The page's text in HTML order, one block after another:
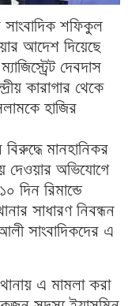
সাংবাদিক শফিকুল
আদেশ দিয়েছে
দেবদাস
কারাগার থেকে
হাজির
বিরুদ্ধে মানহানিকর
দেওয়ার অভিযোগে
দিন রিমান্ডে
সাধারণ নিবন্ধন
সাংবাদিকদের এ
এ মামলা করা